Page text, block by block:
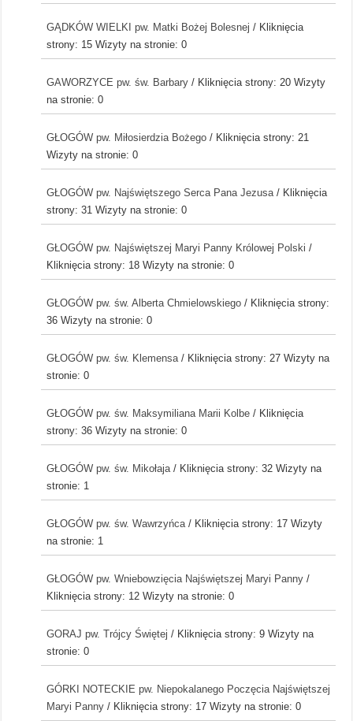
GĄDKÓW WIELKI pw. Matki Bożej Bolesnej / Kliknięcia
strony: 15 Wizyty na stronie: 0
GAWORZYCE pw. św. Barbary / Kliknięcia strony: 20 Wizyty
na stronie: 0
GŁOGÓW pw. Miłosierdzia Bożego / Kliknięcia strony: 21
Wizyty na stronie: 0
GŁOGÓW pw. Najświętszego Serca Pana Jezusa / Kliknięcia
strony: 31 Wizyty na stronie: 0
GŁOGÓW pw. Najświętszej Maryi Panny Królowej Polski /
Kliknięcia strony: 18 Wizyty na stronie: 0
GŁOGÓW pw. św. Alberta Chmielowskiego / Kliknięcia strony:
36 Wizyty na stronie: 0
GŁOGÓW pw. św. Klemensa / Kliknięcia strony: 27 Wizyty na
stronie: 0
GŁOGÓW pw. św. Maksymiliana Marii Kolbe / Kliknięcia
strony: 36 Wizyty na stronie: 0
GŁOGÓW pw. św. Mikołaja / Kliknięcia strony: 32 Wizyty na
stronie: 1
GŁOGÓW pw. św. Wawrzyńca / Kliknięcia strony: 17 Wizyty
na stronie: 1
GŁOGÓW pw. Wniebowzięcia Najświętszej Maryi Panny /
Kliknięcia strony: 12 Wizyty na stronie: 0
GORAJ pw. Trójcy Świętej / Kliknięcia strony: 9 Wizyty na
stronie: 0
GÓRKI NOTECKIE pw. Niepokalanego Poczęcia Najświętszej
Maryi Panny / Kliknięcia strony: 17 Wizyty na stronie: 0